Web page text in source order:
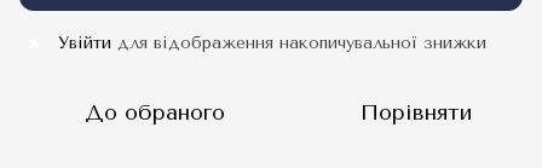
Увійти для відображення накопичувальної знижки
До обраного Порівняти